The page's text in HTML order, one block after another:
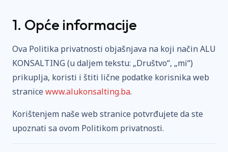
1. Opće informacije
Ova Politika privatnosti objašnjava na koji način ALU
KONSALTING (u daljem tekstu: „Društvo“, „mi“)
prikuplja, koristi i štiti lične podatke korisnika web
stranice www.alukonsalting.ba.
Korištenjem naše web stranice potvrđujete da ste
upoznati sa ovom Politikom privatnosti.